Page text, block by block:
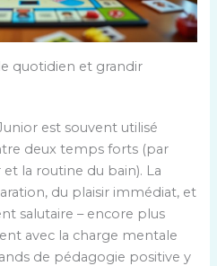
quotidien et grandir
est souvent utilisé
deux temps forts (par
la routine du bain). La
du plaisir immédiat, et
salutaire – encore plus
avec la charge mentale
de pédagogie positive y